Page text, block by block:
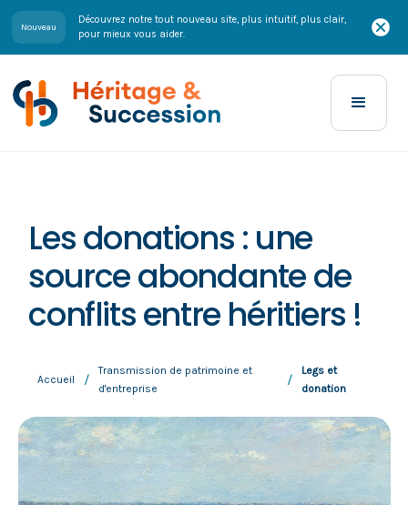
Nouveau
Découvrez notre tout nouveau site, plus intuitif, plus clair,
pour mieux vous aider.
Les donations : une
source abondante de
conflits entre héritiers !
Accueil /
Transmission de patrimoine et
d'entreprise
/
Legs et
donation